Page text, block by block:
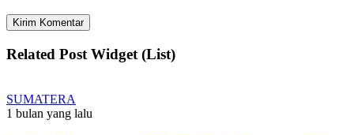
Related Post Widget (List)
SUMATERA
1 bulan yang lalu